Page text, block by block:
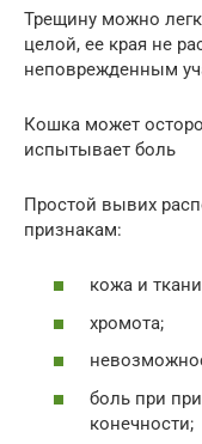
Трещину можно
целой, ее края не
неповрежденным
Кошка может
испытывает боль
Простой вывих
признакам:
кожа и
хромота;
боль при
конечности;